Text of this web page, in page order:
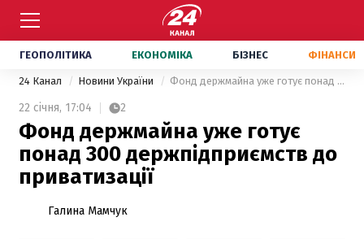
ГЕОПОЛІТИКА ЕКОНОМІКА БІЗНЕС ФІНАНСИ
24 Канал Новини України Фонд держмайна уже готує понад 300 держпідприємств до приватизації
22 січня, 17:04 2
Фонд держмайна уже готує
понад 300 держпідприємств до
приватизації
Галина Мамчук